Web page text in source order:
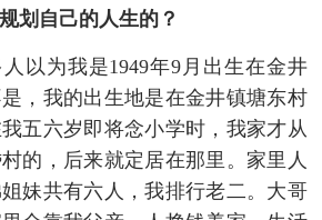
划自己的人生的？
以为我是1949年9月出生在金井
，我的出生地是在金井镇塘东村
五六岁即将念小学时，我家才从
的，后来就定居在那里。家里人
妹共有六人，我排行老二。大哥